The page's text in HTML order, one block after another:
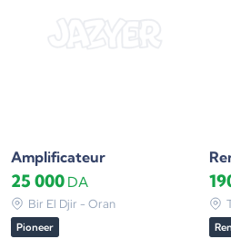
Amplificateur
25 000 DA
Bir El Djir - Oran
Pioneer